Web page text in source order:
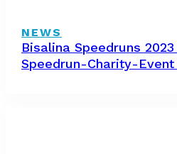
NEWS
Bisalina Speedruns
Speedrun-Charity-Event